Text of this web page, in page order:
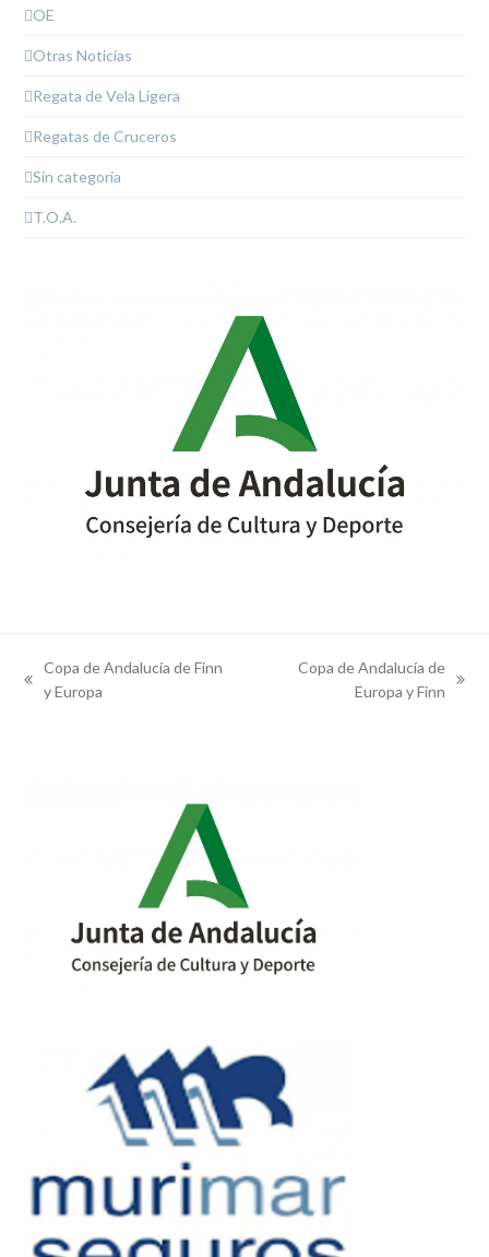
OE
Otras Noticias
Regata de Vela Ligera
Regatas de Cruceros
Sin categoría
T.O.A.
previous
Copa de Andalucía de Finn
y Europa
Copa de Andalucía de
Europa y Finn